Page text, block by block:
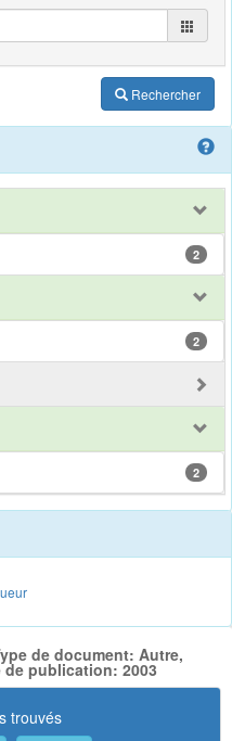
Rechercher
2
2
2
de document: Autre,
de publication: 2003
trouvés